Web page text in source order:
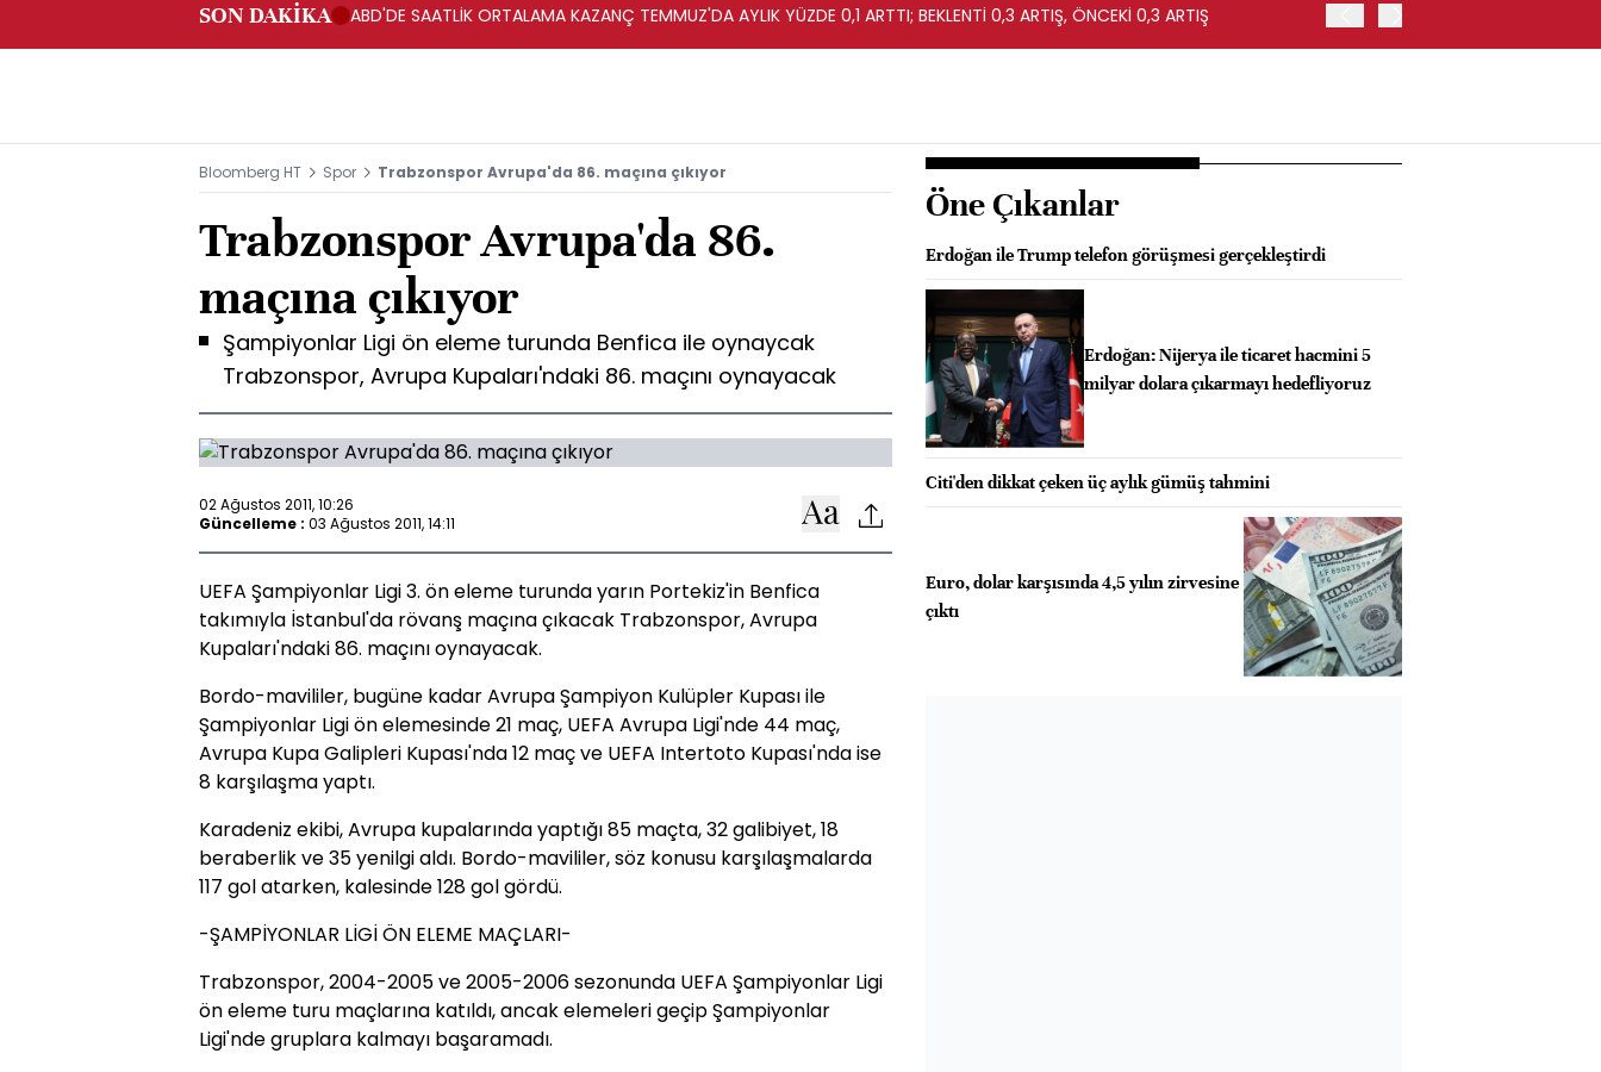
SON DAKİKA ABD'DE SAATLİK ORTALAMA KAZANÇ TEMMUZ'DA AYLIK YÜZDE 0,1 ARTTI; BEKLENTİ 0,3 ARTIŞ, ÖNCEKİ 0,3 ARTIŞ
Bloomberg HT Spor Trabzonspor Avrupa'da 86. maçına çıkıyor
Trabzonspor Avrupa'da 86.
maçına çıkıyor
Şampiyonlar Ligi ön eleme turunda Benfica ile oynaycak
Trabzonspor, Avrupa Kupaları'ndaki 86. maçını oynayacak
02 Ağustos 2011, 10:26
Güncelleme : 03 Ağustos 2011, 14:11
UEFA Şampiyonlar Ligi 3. ön eleme turunda yarın Portekiz'in Benfica
takımıyla İstanbul'da rövanş maçına çıkacak Trabzonspor, Avrupa
Kupaları'ndaki 86. maçını oynayacak.
Bordo-mavililer, bugüne kadar Avrupa Şampiyon Kulüpler Kupası ile
Şampiyonlar Ligi ön elemesinde 21 maç, UEFA Avrupa Ligi'nde 44 maç,
Avrupa Kupa Galipleri Kupası'nda 12 maç ve UEFA Intertoto Kupası'nda ise
8 karşılaşma yaptı.
Karadeniz ekibi, Avrupa kupalarında yaptığı 85 maçta, 32 galibiyet, 18
beraberlik ve 35 yenilgi aldı. Bordo-mavililer, söz konusu karşılaşmalarda
117 gol atarken, kalesinde 128 gol gördü.
-ŞAMPİYONLAR LİGİ ÖN ELEME MAÇLARI-
Trabzonspor, 2004-2005 ve 2005-2006 sezonunda UEFA Şampiyonlar Ligi
ön eleme turu maçlarına katıldı, ancak elemeleri geçip Şampiyonlar
Ligi'nde gruplara kalmayı başaramadı.
Öne Çıkanlar
Erdoğan ile Trump telefon görüşmesi gerçekleştirdi
Erdoğan: Nijerya ile ticaret hacmini 5
milyar dolara çıkarmayı hedefliyoruz
Citi'den dikkat çeken üç aylık gümüş tahmini
Euro, dolar karşısında 4,5 yılın zirvesine
çıktı